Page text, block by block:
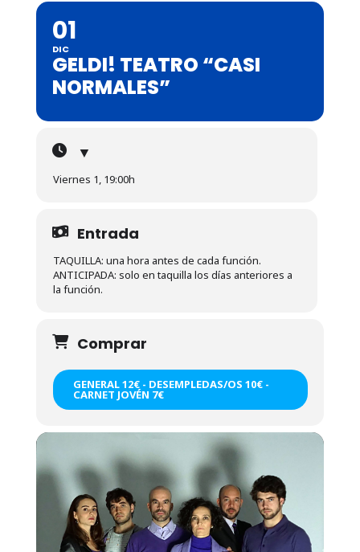
01
DIC
GELDI! TEATRO “CASI
NORMALES”
▼
Viernes 1, 19:00h
Entrada
TAQUILLA: una hora antes de cada función.
ANTICIPADA: solo en taquilla los días anteriores a
la función.
Comprar
GENERAL 12€ - DESEMPLEDAS/OS 10€ -
CARNET JOVÉN 7€